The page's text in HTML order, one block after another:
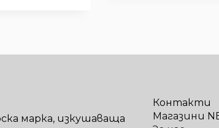
марка, изкушаваща
Контакти
Магазини